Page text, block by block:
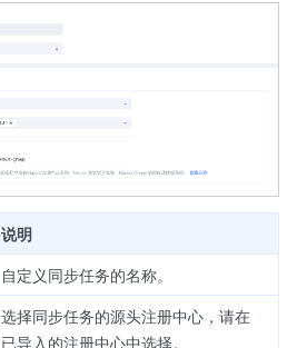
说明
自定义同步任务的名称。
选择同步任务的源头注册中心，请在
已导入的注册中心中选择。